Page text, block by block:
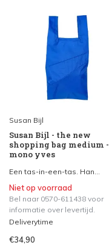
Susan Bijl
Susan Bijl - the new
shopping bag medium -
mono yves
Een tas-in-een-tas. Han...
Niet op voorraad
Bel naar 0570-611438 voor
informatie over levertijd.
Deliverytime
€34,90